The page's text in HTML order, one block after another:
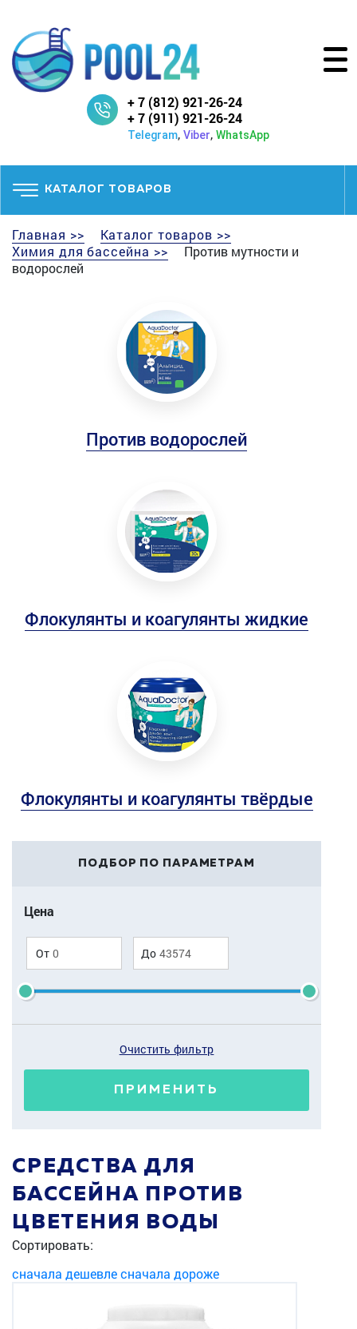
+ 7 (812) 921-26-24
+ 7 (911) 921-26-24
Telegram, Viber, WhatsApp
КАТАЛОГ ТОВАРОВ
Главная >>
Каталог товаров >>
Химия для бассейна >>
Против мутности и
водорослей
Против водорослей
Флокулянты и коагулянты жидкие
Флокулянты и коагулянты твёрдые
ПОДБОР ПО ПАРАМЕТРАМ
Цена
От До
Очистить фильтр
ПРИМЕНИТЬ
СРЕДСТВА ДЛЯ
БАССЕЙНА ПРОТИВ
ЦВЕТЕНИЯ ВОДЫ
Сортировать:
сначала дешевлесначала дороже